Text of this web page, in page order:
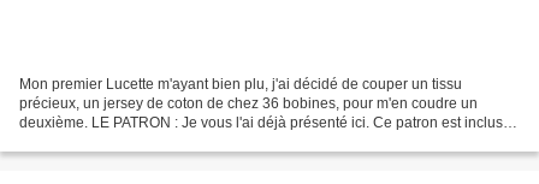
Mon premier Lucette m'ayant bien plu, j'ai décidé de couper un tissu
précieux, un jersey de coton de chez 36 bobines, pour m'en coudre un
deuxième. LE PATRON : Je vous l'ai déjà présenté ici. Ce patron est inclus